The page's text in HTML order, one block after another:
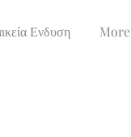
Ενδυση More